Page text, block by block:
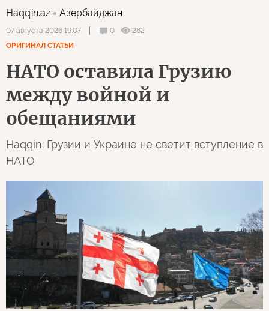
Haqqin.az Азербайджан
07 августа 2026 19:07 0
282
ОРИГИНАЛ СТАТЬИ
НАТО оставила Грузию
между войной и
обещаниями
Haqqin: Грузии и Украине не светит вступление в
НАТО